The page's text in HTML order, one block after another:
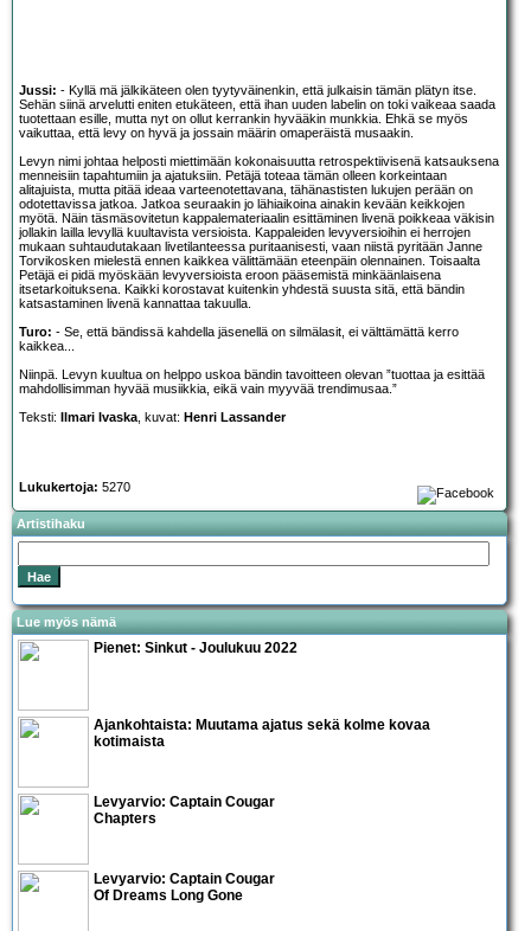
Jussi: - Kyllä mä jälkikäteen olen tyytyväinenkin, että julkaisin tämän plätyn itse.
Sehän siinä arvelutti eniten etukäteen, että ihan uuden labelin on toki vaikeaa saada
tuotettaan esille, mutta nyt on ollut kerrankin hyvääkin munkkia. Ehkä se myös
vaikuttaa, että levy on hyvä ja jossain määrin omaperäistä musaakin.
Levyn nimi johtaa helposti miettimään kokonaisuutta retrospektiivisenä katsauksena
menneisiin tapahtumiin ja ajatuksiin. Petäjä toteaa tämän olleen korkeintaan
alitajuista, mutta pitää ideaa varteenotettavana, tähänastisten lukujen perään on
odotettavissa jatkoa. Jatkoa seuraakin jo lähiaikoina ainakin kevään keikkojen
myötä. Näin täsmäsovitetun kappalemateriaalin esittäminen livenä poikkeaa väkisin
jollakin lailla levyllä kuultavista versioista. Kappaleiden levyversioihin ei herrojen
mukaan suhtaudutakaan livetilanteessa puritaanisesti, vaan niistä pyritään Janne
Torvikosken mielestä ennen kaikkea välittämään eteenpäin olennainen. Toisaalta
Petäjä ei pidä myöskään levyversioista eroon pääsemistä minkäänlaisena
itsetarkoituksena. Kaikki korostavat kuitenkin yhdestä suusta sitä, että bändin
katsastaminen livenä kannattaa takuulla.
Turo: - Se, että bändissä kahdella jäsenellä on silmälasit, ei välttämättä kerro
kaikkea...
Niinpä. Levyn kuultua on helppo uskoa bändin tavoitteen olevan ”tuottaa ja esittää
mahdollisimman hyvää musiikkia, eikä vain myyvää trendimusaa.”
Teksti:
Ilmari Ivaska, kuvat: Henri Lassander
Lukukertoja: 5270
Artistihaku
Lue myös nämä
Pienet: Sinkut - Joulukuu 2022
Ajankohtaista: Muutama ajatus sekä kolme kovaa
kotimaista
Levyarvio: Captain Cougar
Chapters
Levyarvio: Captain Cougar
Of Dreams Long Gone